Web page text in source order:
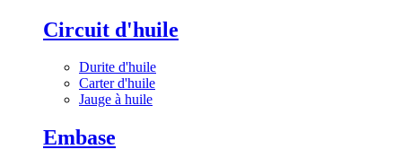
Circuit d'huile
Durite d'huile
Carter d'huile
Jauge à huile
Embase